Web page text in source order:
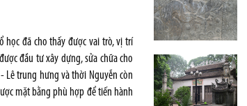
học đã cho thấy được vai trò, vị trí
đầu tư xây dựng, sửa chữa cho
Lê trung hưng và thời Nguyễn còn
mặt bằng phù hợp để tiến hành